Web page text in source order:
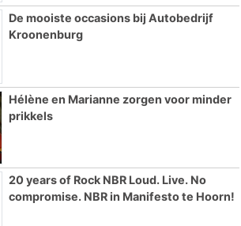
De mooiste occasions bij Autobedrijf
Kroonenburg
Hélène en Marianne zorgen voor minder
prikkels
20 years of Rock NBR Loud. Live. No
compromise. NBR in Manifesto te Hoorn!